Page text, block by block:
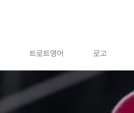
트로트영어 로고